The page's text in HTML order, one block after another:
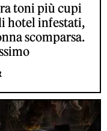
toni più cupi
hotel infestati,
scomparsa.